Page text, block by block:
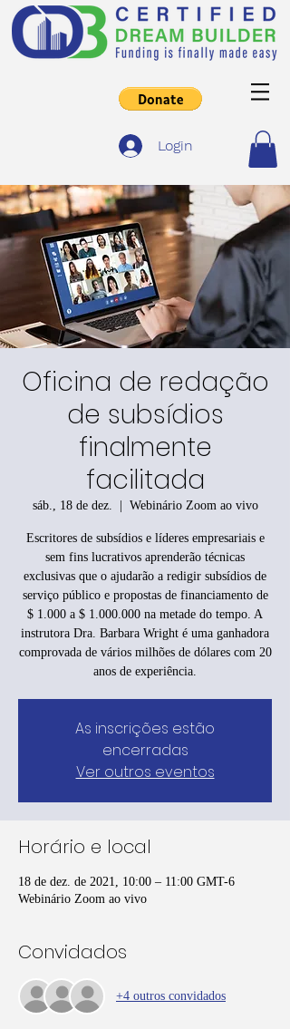
Login
Oficina de redação
de subsídios
finalmente
facilitada
sáb., 18 de dez.
  |
Webinário Zoom ao vivo
Escritores de subsídios e líderes empresariais e
sem fins lucrativos aprenderão técnicas
exclusivas que o ajudarão a redigir subsídios de
serviço público e propostas de financiamento de
$ 1.000 a $ 1.000.000 na metade do tempo. A
instrutora Dra. Barbara Wright é uma ganhadora
comprovada de vários milhões de dólares com 20
anos de experiência.
As inscrições estão
encerradas
Ver outros eventos
Horário e local
18 de dez. de 2021, 10:00 – 11:00 GMT-6
Webinário Zoom ao vivo
Convidados
+4 outros convidados